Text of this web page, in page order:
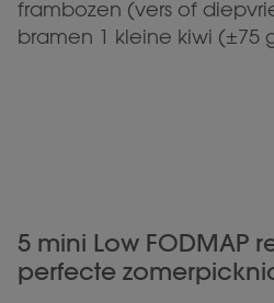
frambozen (vers of
bramen 1 kleine kiwi (±75
5 mini Low FODMAP
perfecte